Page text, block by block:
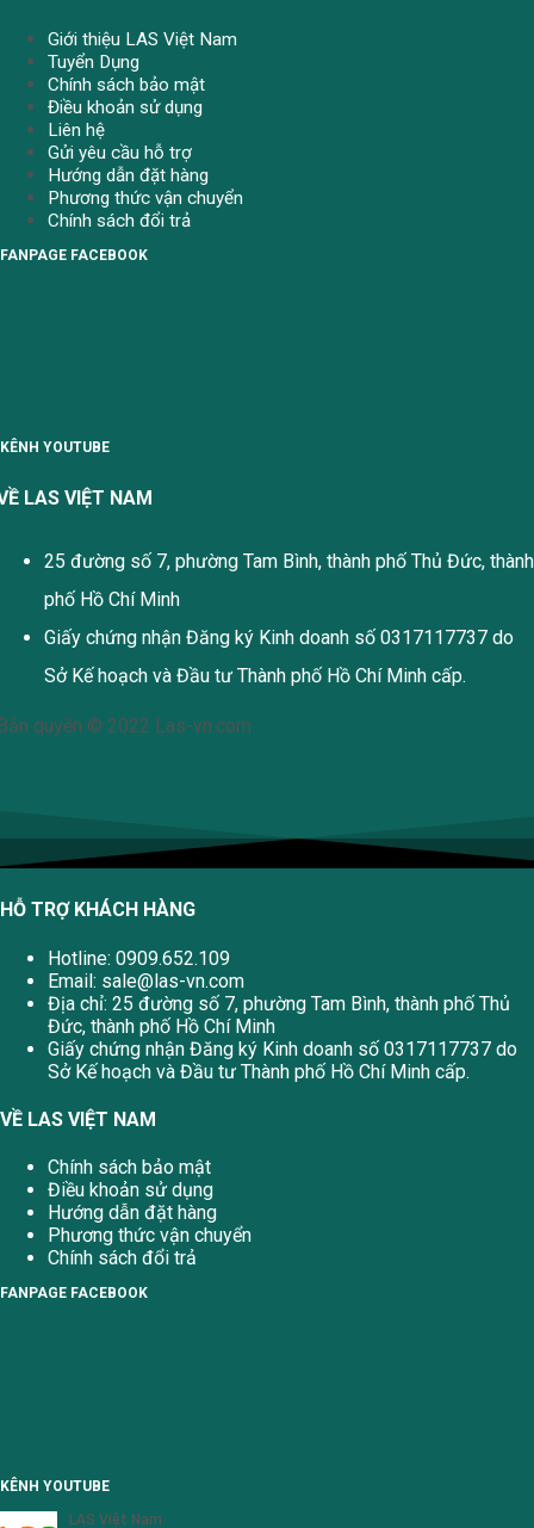
Giới thiệu LAS Việt Nam
Tuyển Dụng
Chính sách bảo mật
Điều khoản sử dụng
Liên hệ
Gửi yêu cầu hỗ trợ
Hướng dẫn đặt hàng
Phương thức vận chuyển
Chính sách đổi trả
FANPAGE FACEBOOK
KÊNH YOUTUBE
LAS VIỆT NAM
25 đường số 7, phường Tam Bình, thành phố Thủ Đức, thành
phố Hồ Chí Minh
Giấy chứng nhận Đăng ký Kinh doanh số 0317117737 do
Sở Kế hoạch và Đầu tư Thành phố Hồ Chí Minh cấp.
quyền © 2022 Las-vn.com
HỖ TRỢ KHÁCH HÀNG
Hotline: 0909.652.109
Email: sale@las-vn.com
Địa chỉ: 25 đường số 7, phường Tam Bình, thành phố Thủ
Đức, thành phố Hồ Chí Minh
Giấy chứng nhận Đăng ký Kinh doanh số 0317117737 do
Sở Kế hoạch và Đầu tư Thành phố Hồ Chí Minh cấp.
VỀ LAS VIỆT NAM
Chính sách bảo mật
Điều khoản sử dụng
Hướng dẫn đặt hàng
Phương thức vận chuyển
Chính sách đổi trả
FANPAGE FACEBOOK
KÊNH YOUTUBE